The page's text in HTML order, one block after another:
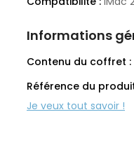
Informations
Contenu du coffret :
Référence du